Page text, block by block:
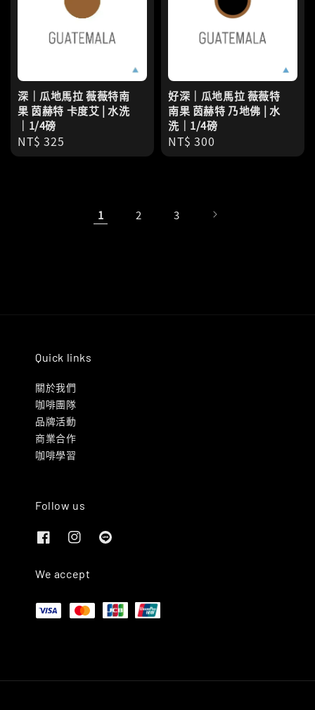
深｜瓜地馬拉 薇薇特南
果 茵赫特 卡度艾 | 水洗
｜1/4磅
Regular
price
NT$ 325
好深｜瓜地馬拉 薇薇特
南果 茵赫特 乃地佛 | 水
洗｜1/4磅
Regular
price
NT$ 300
1 2 3
Quick links
關於我們
咖啡團隊
品牌活動
商業合作
咖啡學習
Follow us
We accept